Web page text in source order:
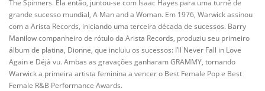
The Spinners. Ela então, juntou-se com Isaac Hayes para uma turnê de
grande sucesso mundial, A Man and a Woman. Em 1976, Warwick assinou
com a Arista Records, iniciando uma terceira década de sucessos. Barry
Manilow companheiro de rótulo da Arista Records, produziu seu primeiro
álbum de platina, Dionne, que incluiu os sucessos: I’ll Never Fall in Love
Again e Déjà vu. Ambas as gravações ganharam GRAMMY, tornando
Warwick a primeira artista feminina a vencer o Best Female Pop e Best
Female R&B Performance Awards.